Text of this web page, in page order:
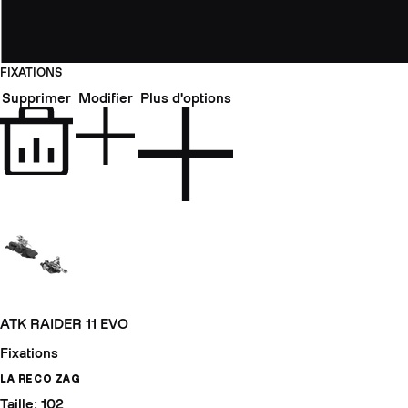
FIXATIONS
Supprimer Modifier Plus d'options
ATK RAIDER 11 EVO
Fixations
LA RECO ZAG
Taille: 102